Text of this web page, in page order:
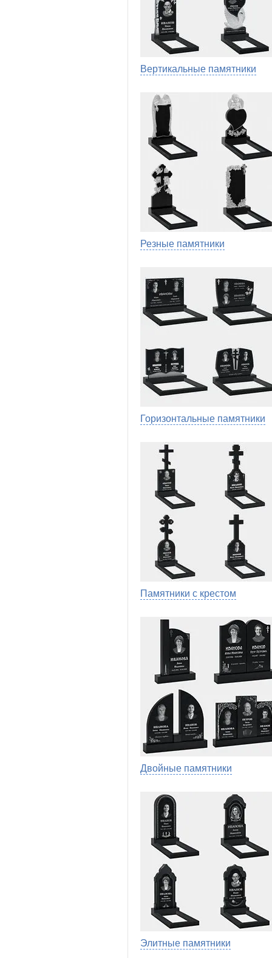
Вертикальные памятники
Резные памятники
Горизонтальные памятники
Памятники с крестом
Двойные памятники
Элитные памятники